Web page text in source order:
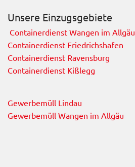
Unsere Einzugsgebiete
Containerdienst Wangen im Allgäu
Containerdienst Friedrichshafen
Containerdienst Ravensburg
Containerdienst Kißlegg
Gewerbemüll Lindau
Gewerbemüll Wangen im Allgäu